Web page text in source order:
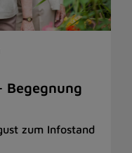
zum Infostand